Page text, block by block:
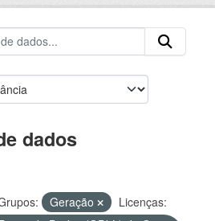
dados
Geração
Licenças: